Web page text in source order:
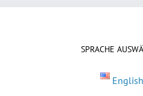
SPRACHE
English